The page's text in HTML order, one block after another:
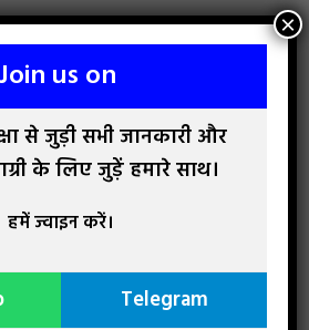
जवाहर टनल किस राज्य में स्थित
Join us on
से जुड़ी सभी जानकारी और
के लिए जुड़ें हमारे साथ।
हमें ज्वाइन करें।
Telegram
×